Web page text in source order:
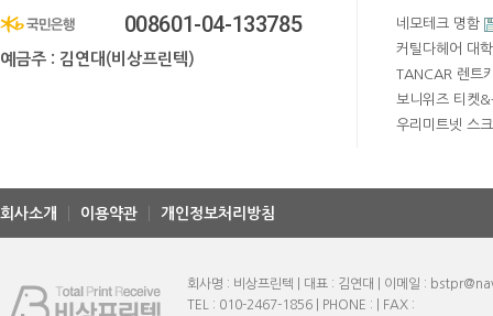
008601-04-133785
예금주 : 김연대(비상프린텍)
네모테크 명함
커틸다헤어 대
TANCAR 렌트
보니위즈 티켓
우리미트넷 스
회사소개 이용약관 개인정보처리방침
회사명 : 비상프린텍 | 대표 : 김연대 | 이메일 :
TEL : 010-2467-1856 | PHONE : | FAX :